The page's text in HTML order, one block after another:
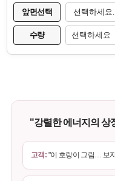
앞면선택
수량 선택하세요
"강렬한 에너지의 상
고객: "이 호랑이 그림… 보